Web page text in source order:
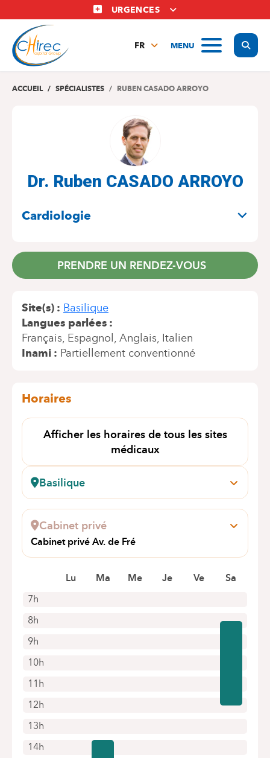
au
contenu
principal
URGENCES
MENU
FR
EN
ACCUEIL SPÉCIALISTES RUBEN CASADO ARROYO
Dr. Ruben CASADO ARROYO
Cardiologie
PRENDRE UN RENDEZ-VOUS
Site(s)
Basilique
Langues parlées
Français Espagnol Anglais Italien
Inami
Partiellement conventionné
Horaires
Afficher les horaires de tous les sites
médicaux
Basilique
Pangaert, 37-47
1083 Ganshoren
Prendre rendez-vous en ligne
Cabinet privé
Cabinet privé Av. de Fré
Avenue De Fré 35 A
7h
8h
9h
10h
11h
12h
13h
14h
Lu Ma Me Je Ve Sa